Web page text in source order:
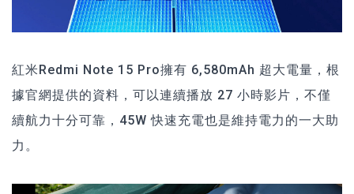
紅米Redmi Note 15 Pro擁有 6,580mAh 超大電量，根
據官網提供的資料，可以連續播放 27 小時影片，不僅
續航力十分可靠，45W 快速充電也是維持電力的一大助
力。